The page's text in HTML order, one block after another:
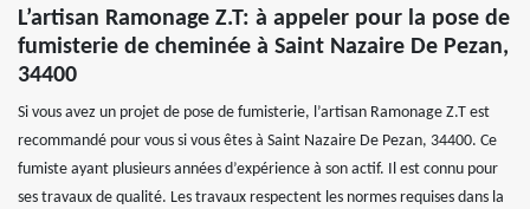
L’artisan Ramonage Z.T: à appeler pour la pose de
fumisterie de cheminée à Saint Nazaire De Pezan,
34400
Si vous avez un projet de pose de fumisterie, l’artisan Ramonage Z.T est
recommandé pour vous si vous êtes à Saint Nazaire De Pezan, 34400. Ce
fumiste ayant plusieurs années d’expérience à son actif. Il est connu pour
ses travaux de qualité. Les travaux respectent les normes requises dans la